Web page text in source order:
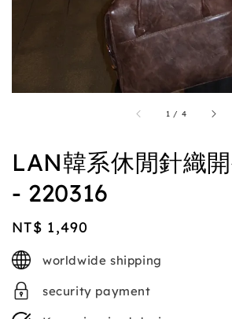
1 / 4
LAN韓系休閒針織
- 220316
Regular
price
NT$ 1,490
worldwide shipping
security payment